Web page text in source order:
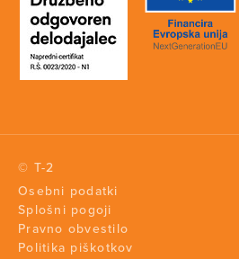
© T-2
Osebni podatki
Splošni pogoji
Pravno obvestilo
Politika piškotkov